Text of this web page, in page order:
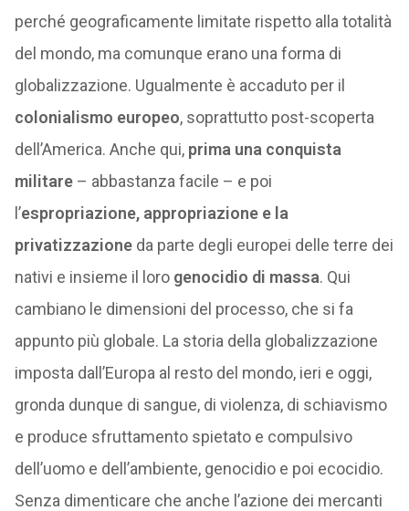
perché geograficamente limitate rispetto alla totalità
del mondo, ma comunque erano una forma di
globalizzazione. Ugualmente è accaduto per il
colonialismo europeo, soprattutto post-scoperta
dell’America. Anche qui, prima una conquista
militare– abbastanza facile – e poi
l’espropriazione, appropriazione e la
privatizzazioneda parte degli europei delle terre dei
nativi e insieme il loro genocidio di massa. Qui
cambiano le dimensioni del processo, che si fa
appunto più globale. La storia della globalizzazione
imposta dall’Europa al resto del mondo, ieri e oggi,
gronda dunque di sangue, di violenza, di schiavismo
e produce sfruttamento spietato e compulsivo
dell’uomo e dell’ambiente, genocidio e poi ecocidio.
Senza dimenticare che anche l’azione dei mercanti